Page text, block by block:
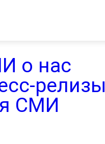
о нас
релизы
СМИ